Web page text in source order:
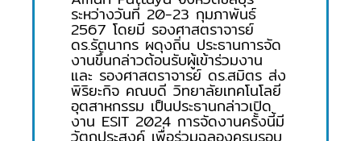
ระหว่างวันที่ 20-23 กุมภาพันธ์
2567 โดยมี รองศาสตราจารย์
ดร.รัตนากร ผดุงถิ่น ประธานการจัด
งานขึ้นกล่าวต้อนรับผู้เข้าร่วมงาน
และ รองศาสตราจารย์ ดร.สมิตร ส่ง
พิริยะกิจ คณบดี วิทยาลัยเทคโนโลยี
อุตสาหกรรม เป็นประธานกล่าวเปิด
งาน ESIT 2024 การจัดงานครั้งนี้มี